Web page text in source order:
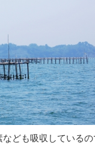
ども吸収している